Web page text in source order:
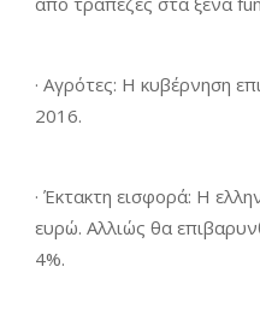
· Αγρότες: Η κυβέρνηση
2016.
· Έκτακτη εισφορά: Η
ευρώ. Αλλιώς θα
4%.